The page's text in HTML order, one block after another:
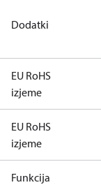
Dodatki
EU RoHS
izjeme
EU RoHS
izjeme
Funkcija